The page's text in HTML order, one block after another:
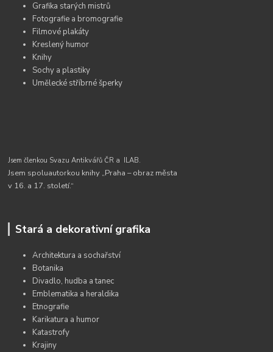
Grafika starých mistrů
Fotografie a bromografie
Filmové plakáty
Kreslený humor
Knihy
Sochy a plastiky
Umělecké stříbrné šperky
Jsem členkou Svazu Antikvářů ČR a ILAB.
Jsem spoluautorkou knihy „Praha – obraz města
v 16. a 17. století.“
Stará a dekorativní grafika
Architektura a sochařství
Botanika
Divadlo, hudba a tanec
Emblematika a heraldika
Etnografie
Karikatura a humor
Katastrofy
Krajiny